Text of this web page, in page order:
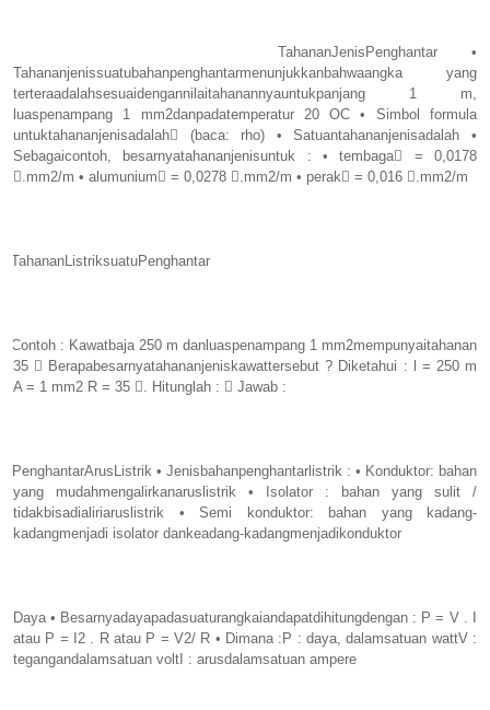
TahananJenisPenghantar •
Tahananjenissuatubahanpenghantarmenunjukkanbahwaangka yang
terteraadalahsesuaidengannilaitahanannyauntukpanjang 1 m,
luaspenampang 1 mm2danpadatemperatur 20 OC • Simbol formula
untuktahananjenisadalah (baca: rho) • Satuantahananjenisadalah •
Sebagaicontoh, besarnyatahananjenisuntuk : • tembaga = 0,0178
.mm2/m • alumunium = 0,0278 .mm2/m • perak = 0,016 .mm2/m
TahananListriksuatuPenghantar
Contoh : Kawatbaja 250 m danluaspenampang 1 mm2mempunyaitahanan
35  Berapabesarnyatahananjeniskawattersebut ? Diketahui : l = 250 m
A = 1 mm2 R = 35 . Hitunglah :  Jawab :
PenghantarArusListrik • Jenisbahanpenghantarlistrik : • Konduktor: bahan
yang mudahmengalirkanaruslistrik • Isolator : bahan yang sulit /
tidakbisadialiriaruslistrik • Semi konduktor: bahan yang kadang-
kadangmenjadi isolator dankeadang-kadangmenjadikonduktor
Daya • Besarnyadayapadasuaturangkaiandapatdihitungdengan : P = V . I
atau P = I2 . R atau P = V2/ R • Dimana :P : daya, dalamsatuan wattV :
tegangandalamsatuan voltI : arusdalamsatuan ampere